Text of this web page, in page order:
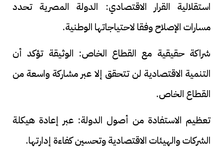
استقلالية القرار الاقتصادي: الدولة المصرية تحدد
مسارات الإصلاح وفقا لاحتياجاتها الوطنية.
شراكة حقيقية مع القطاع الخاص: الوثيقة تؤكد أن
التنمية الاقتصادية لن تتحقق إلا عبر مشاركة واسعة من
القطاع الخاص.
تعظيم الاستفادة من أصول الدولة: عبر إعادة هيكلة
الشركات والهيئات الاقتصادية وتحسين كفاءة إدارتها.